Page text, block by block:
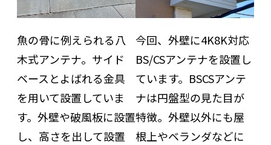
魚の骨に例えられる八
木式アンテナ。サイド
ベースとよばれる金具
を用いて設置していま
す。外壁や破風板に設置
し、高さを出して設置
今回、外壁に4K8K対応
BS/CSアンテナを設置し
ています。BSCSアンテ
ナは円盤型の見た目が
特徴。外壁以外にも屋
根上やベランダなどに